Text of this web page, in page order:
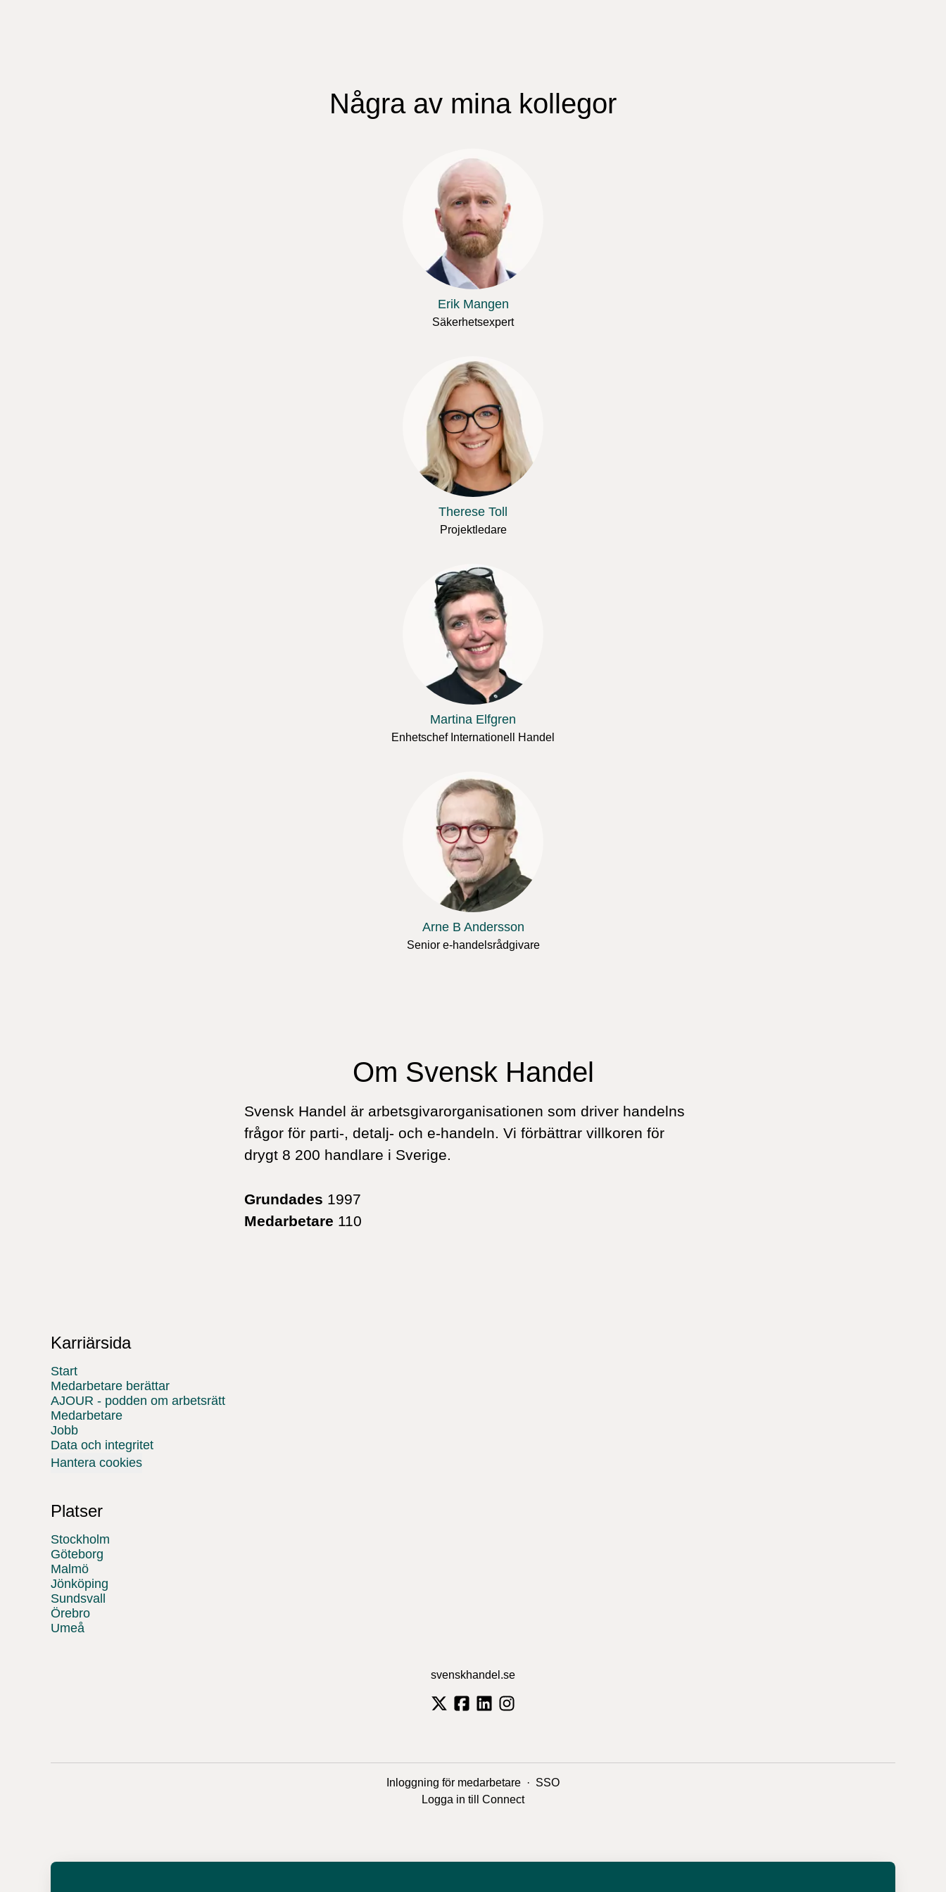
Några av mina kollegor
Erik Mangen
Säkerhetsexpert
Therese Toll
Projektledare
Martina Elfgren
Enhetschef Internationell Handel
Arne B Andersson
Senior e-handelsrådgivare
Om Svensk Handel
Svensk Handel är arbetsgivarorganisationen som driver handelns
frågor för parti-, detalj- och e-handeln. Vi förbättrar villkoren för
drygt 8 200 handlare i Sverige.
Grundades 1997
Medarbetare 110
Karriärsida
Start
Medarbetare berättar
AJOUR - podden om arbetsrätt
Medarbetare
Jobb
Data och integritet
Hantera cookies
Platser
Stockholm
Göteborg
Malmö
Jönköping
Sundsvall
Örebro
Umeå
svenskhandel.se
Inloggning för medarbetare · SSO
Logga in till Connect